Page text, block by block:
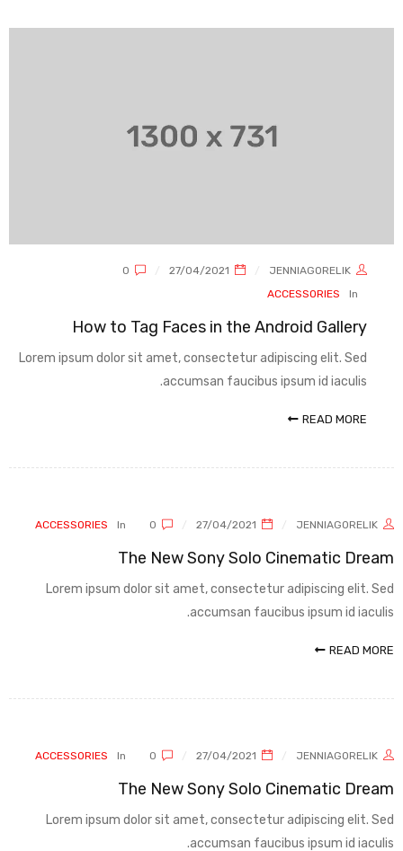
JENNIAGORELIK
In
ACCESSORIES
How to Tag Faces in the Android Gallery
Lorem ipsum dolor sit amet, consectetur adipiscing elit. Sed
accumsan faucibus ipsum id iaculis.
READ MORE
JENNIAGORELIK
In
ACCESSORIES
The New Sony Solo Cinematic Dream
Lorem ipsum dolor sit amet, consectetur adipiscing elit. Sed
accumsan faucibus ipsum id iaculis.
READ MORE
JENNIAGORELIK
In
ACCESSORIES
The New Sony Solo Cinematic Dream
Lorem ipsum dolor sit amet, consectetur adipiscing elit. Sed
accumsan faucibus ipsum id iaculis.